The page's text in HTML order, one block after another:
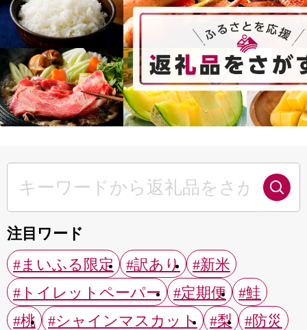
注目ワード
#まいふる限定
#訳あり
#新米
#トイレットペーパー
#定期便
#鮭
#桃
#シャインマスカット #梨 #防災